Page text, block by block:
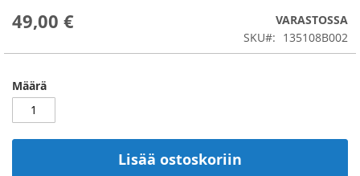
49,00 €
VARASTOSSA
SKU
135108B002
Määrä
Lisää ostoskoriin
of